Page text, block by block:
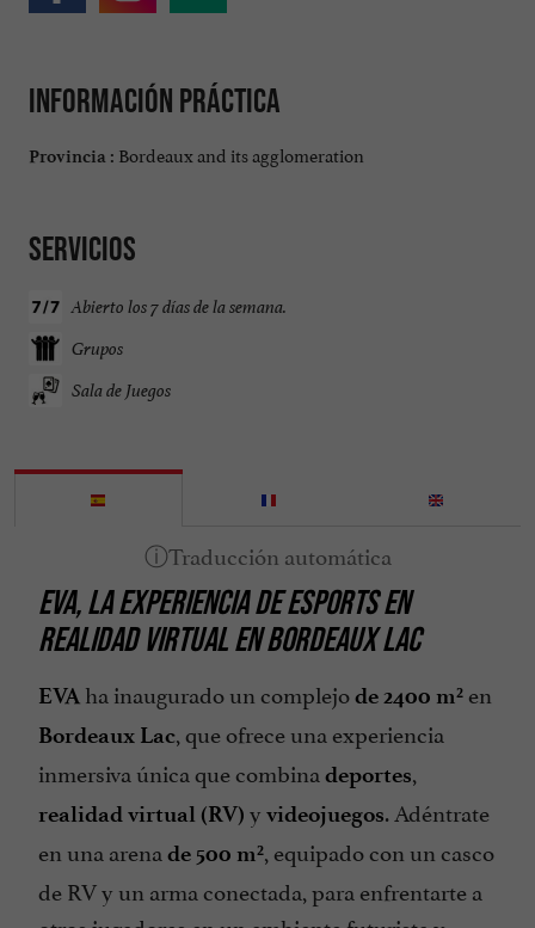
Información práctica
Provincia : Bordeaux and its agglomeration
Servicios
Abierto los 7 días de la semana.
Grupos
Sala de Juegos
EVA, LA EXPERIENCIA DE ESPORTS EN
REALIDAD VIRTUAL EN BORDEAUX LAC
EVA ha inaugurado un complejode 2400 m² en
Bordeaux Lac, que ofrece una experiencia
inmersiva única que combina deportes,
realidad virtual (RV) y videojuegos. Adéntrate
en una arena de 500 m², equipado con un casco
de RV y un arma conectada, para enfrentarte a